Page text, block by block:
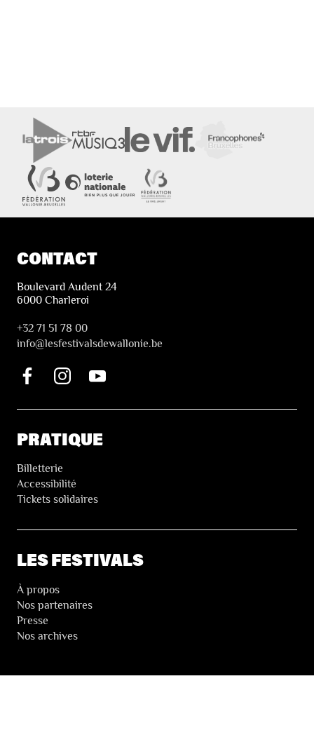
CONTACT
Boulevard Audent 24
6000 Charleroi
+32 71 51 78 00
info@lesfestivalsdewallonie.be
PRATIQUE
Billetterie
Accessibilité
Tickets solidaires
LES FESTIVALS
À propos
Nos partenaires
Presse
Nos archives